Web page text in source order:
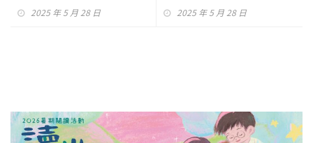
2025 年 5 月 28 日 2025 年 5 月 28 日